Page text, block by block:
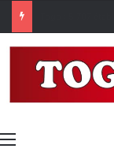
Menu